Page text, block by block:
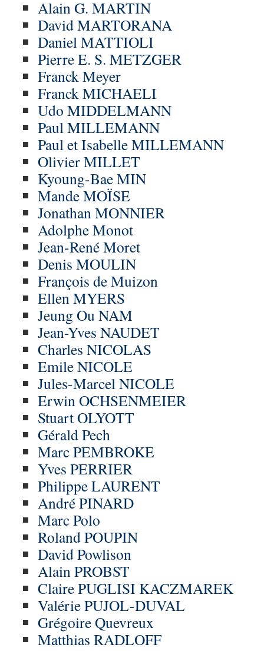
Alain G. MARTIN
David MARTORANA
Daniel MATTIOLI
Pierre E. S. METZGER
Franck Meyer
Franck MICHAELI
Udo MIDDELMANN
Paul MILLEMANN
Paul et Isabelle MILLEMANN
Olivier MILLET
Kyoung-Bae MIN
Mande MOÏSE
Jonathan MONNIER
Adolphe Monot
Jean-René Moret
Denis MOULIN
François de Muizon
Ellen MYERS
Jeung Ou NAM
Jean-Yves NAUDET
Charles NICOLAS
Emile NICOLE
Jules-Marcel NICOLE
Erwin OCHSENMEIER
Stuart OLYOTT
Gérald Pech
Marc PEMBROKE
Yves PERRIER
Philippe LAURENT
André PINARD
Marc Polo
Roland POUPIN
David Powlison
Alain PROBST
Claire PUGLISI KACZMAREK
Valérie PUJOL-DUVAL
Grégoire Quevreux
Matthias RADLOFF